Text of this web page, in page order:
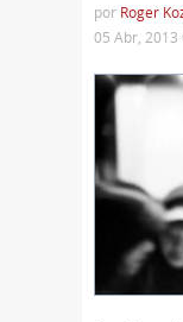
por Roger
05 Abr, 2013